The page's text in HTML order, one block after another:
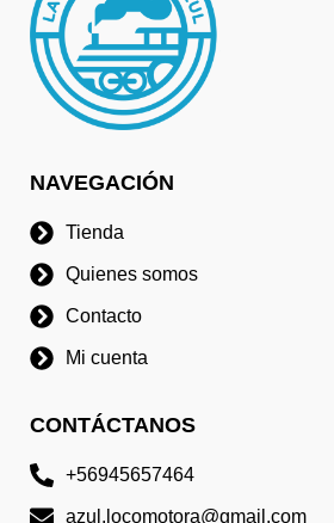
NAVEGACIÓN
Tienda
Quienes somos
Contacto
Mi cuenta
CONTÁCTANOS
+56945657464
azul.locomotora@gmail.com